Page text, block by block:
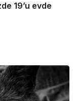
19’u evde